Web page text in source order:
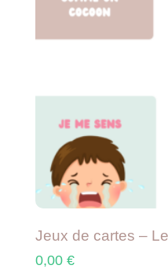
Jeux de cartes –
0,00 €